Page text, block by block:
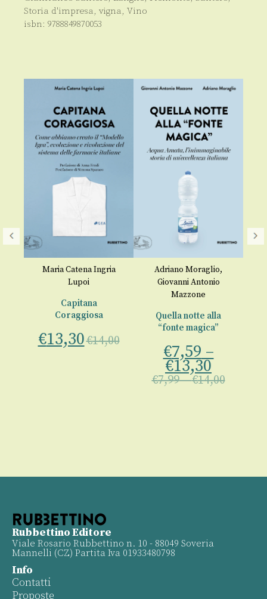
Storia d'impresa, vigna, Vino
isbn: 9788849870053
Maria Catena Ingria
Lupoi
Capitana
Coraggiosa
€13,30€14,00
Adriano Moraglio,
Giovanni Antonio
Mazzone
Quella notte alla
“fonte magica”
€7,59 –
€13,30
€7,99–€14,00
Rubbettino Editore
Viale Rosario Rubbettino n. 10 - 88049 Soveria
Mannelli (CZ) Partita Iva 01933480798
Info
Contatti
Proposte